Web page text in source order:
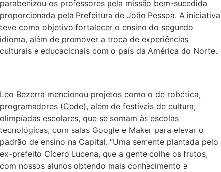
parabenizou os professores pela missão bem-sucedida
proporcionada pela Prefeitura de João Pessoa. A iniciativa
teve como objetivo fortalecer o ensino do segundo
idioma, além de promover a troca de experiências
culturais e educacionais com o país da América do Norte.
Leo Bezerra mencionou projetos como o de robótica,
programadores (Code), além de festivais de cultura,
olimpíadas escolares, que se somam às escolas
tecnológicas, com salas Google e Maker para elevar o
padrão de ensino na Capital. “Uma semente plantada pelo
ex-prefeito Cícero Lucena, que a gente colhe os frutos,
com nossos alunos obtendo mais conhecimento e